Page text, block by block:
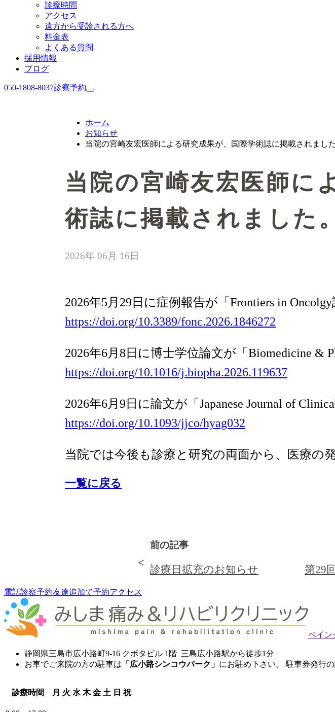
診療時間
アクセス
遠方から受診される方へ
料金表
よくある質問
採用情報
ブログ
050-1808-8037診察予約
ホーム
お知らせ
当院の宮崎友宏医師による研究成果が、国際学術誌に掲載されました
当院の宮崎友宏医師に
術誌に掲載されました。
2026年 06月 16日
2026年5月29日に症例報告が「Frontiers in
https://doi.org/10.3389/fonc.2026.1846272
2026年6月8日に博士学位論文が「Biomedicine &
https://doi.org/10.1016/j.biopha.2026.119637
2026年6月9日に論文が「Japanese Journal of
https://doi.org/10.1093/jjco/hyag032
当院では今後も診療と研究の両面から、医療の
一覧に戻る
前の記事
診療日拡充のお知らせ 第29
電話診察予約友達追加で予約アクセス
ペイン
静岡県三島市広小路町9-16 クボタビル 1階 三島広小路駅から徒歩1分
お車でご来院の方の駐車は 「広小路シンコウパーク」 にお駐め下さい。 駐車券発行
診療時間 月 火 水 木 金 土 日 祝